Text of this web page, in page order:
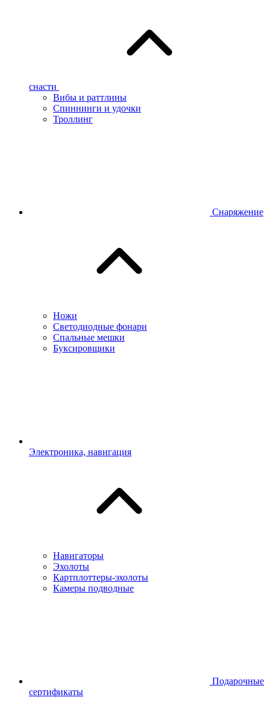
снасти
Вибы и раттлины
Спиннинги и удочки
Троллинг
Снаряжение
Ножи
Светодиодные фонари
Спальные мешки
Буксировщики
Электроника, навигация
Навигаторы
Эхолоты
Картплоттеры-эхолоты
Камеры подводные
Подарочные
сертификаты